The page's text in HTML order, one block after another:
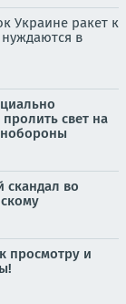
Украине ракет к
в
свет на
во
просмотру и